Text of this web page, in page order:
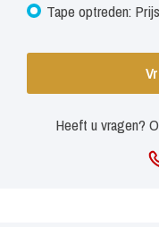
Tape optreden:
Heeft u vragen?